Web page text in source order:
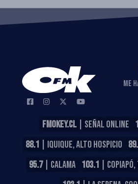
ME
FMOKEY.CL| SEÑAL ONLINE
88.1 | IQUIQUE, ALTO HOSPICIO
95.7| CALAMA 103.1 |